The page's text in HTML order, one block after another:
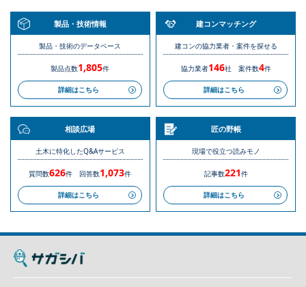
製品・技術情報
製品・技術のデータベース
製品点数1,805件
詳細はこちら
建コンマッチング
建コンの協力業者・案件を探せる
協力業者146社 案件数4件
詳細はこちら
相談広場
土木に特化したQ&Aサービス
質問数626件 回答数1,073件
詳細はこちら
匠の野帳
現場で役立つ読みモノ
記事数221件
詳細はこちら